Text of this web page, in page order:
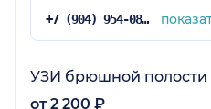
+7 (904) 954-08-41
УЗИ брюшной полости
от 2 200 ₽